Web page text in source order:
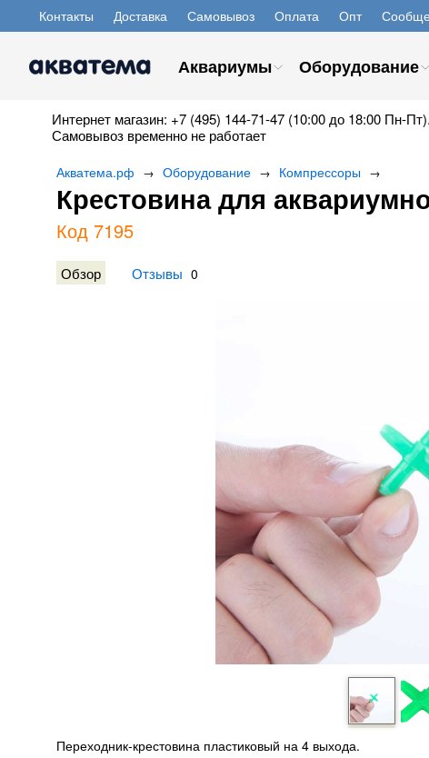
Контакты Доставка Самовывоз Оплата Опт
Аквариумы Оборудование
Интернет магазин: +7 (495) 144-71-47 (10:00 до 18:00 Пн-Пт).
Самовывоз временно не работает
Акватема.рф → Оборудование → Компрессоры →
Крестовина для
Код 7195
Обзор Отзывы 0
Переходник-крестовина пластиковый на 4 выхода.